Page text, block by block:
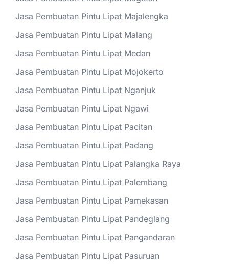
Jasa Pembuatan Pintu Lipat Majalengka
Jasa Pembuatan Pintu Lipat Malang
Jasa Pembuatan Pintu Lipat Medan
Jasa Pembuatan Pintu Lipat Mojokerto
Jasa Pembuatan Pintu Lipat Nganjuk
Jasa Pembuatan Pintu Lipat Ngawi
Jasa Pembuatan Pintu Lipat Pacitan
Jasa Pembuatan Pintu Lipat Padang
Jasa Pembuatan Pintu Lipat Palangka Raya
Jasa Pembuatan Pintu Lipat Palembang
Jasa Pembuatan Pintu Lipat Pamekasan
Jasa Pembuatan Pintu Lipat Pandeglang
Jasa Pembuatan Pintu Lipat Pangandaran
Jasa Pembuatan Pintu Lipat Pasuruan